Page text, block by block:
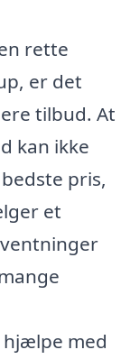
rette
er det
tilbud. At
kan ikke
pris,
et
med